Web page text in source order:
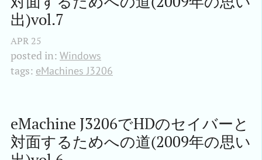
出)vol.7
APR 25
posted in: Windows
tags: eMachines J3206
eMachine J3206でHDのセイバーと
対面するためへの道(2009年の思い